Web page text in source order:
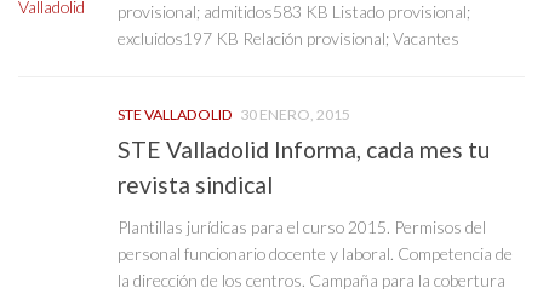
provisional; admitidos583 KB Listado provisional;
excluidos197 KB Relación provisional; Vacantes
STE VALLADOLID 30 ENERO, 2015
STE Valladolid Informa, cada mes tu
revista sindical
Plantillas jurídicas para el curso 2015. Permisos del
personal funcionario docente y laboral. Competencia de
la dirección de los centros. Campaña para la cobertura